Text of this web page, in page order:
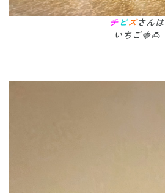
チビズさんは
いちご🍓🍮